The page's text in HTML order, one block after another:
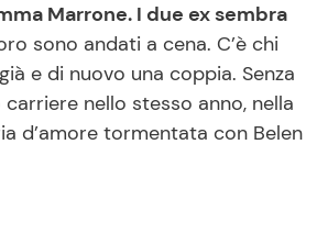
Marrone. I due ex sembra
sono andati a cena. C’è chi
e di nuovo una coppia. Senza
nello stesso anno, nella
d’amore tormentata con Belen